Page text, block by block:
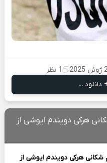
1 نظر
...
هرکی دویندم ایوشی از
شکانی هرکی دویندم ایوشی از